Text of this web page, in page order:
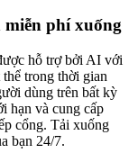
phí xuống
hỗ trợ bởi AI với
trong thời gian
dùng trên bất kỳ
hạn và cung cấp
cổng. Tải xuống
bạn 24/7.